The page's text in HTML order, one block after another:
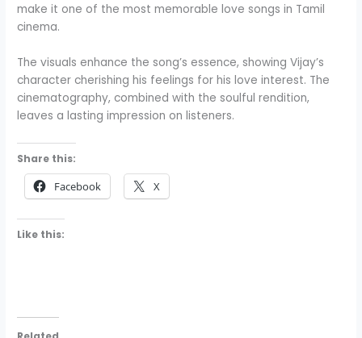
make it one of the most memorable love songs in Tamil
cinema.
The visuals enhance the song’s essence, showing Vijay’s
character cherishing his feelings for his love interest. The
cinematography, combined with the soulful rendition,
leaves a lasting impression on listeners.
Share this:
Facebook X
Like this: